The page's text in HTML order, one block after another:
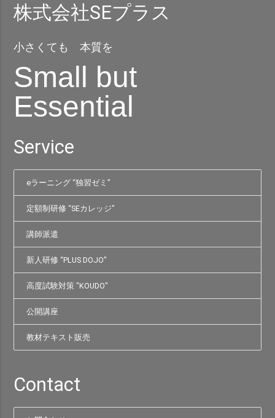
株式会社SEプラス
小さくても 本質を
Small but
Essential
Service
eラーニング “独習ゼミ”
定額制研修 “SEカレッジ”
講師派遣
新人研修 “PLUS DOJO”
高度試験対策 "KOUDO"
公開講座
教材テキスト販売
Contact